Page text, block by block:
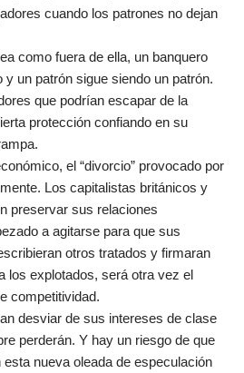
cuando los patrones no dejan
como fuera de ella, un banquero
y un patrón sigue siendo un patrón.
que podrían escapar de la
protección confiando en su
el “divorcio” provocado por
Los capitalistas británicos y
preservar sus relaciones
a agitarse para que sus
otros tratados y firmaran
los explotados, será otra vez el
competitividad.
desviar de sus intereses de clase
perderán. Y hay un riesgo de que
nueva oleada de especulación